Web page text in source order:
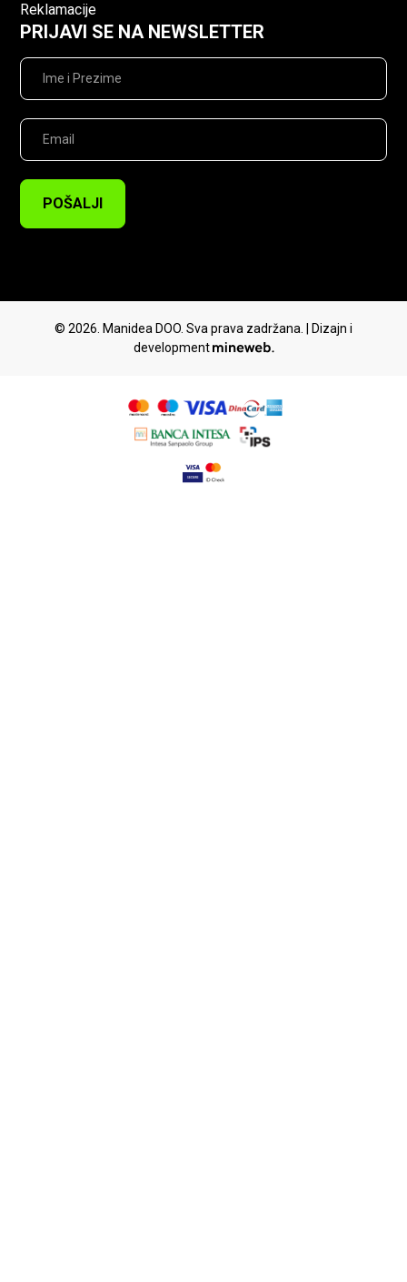
Reklamacije
PRIJAVI SE NA NEWSLETTER
POŠALJI
© 2026. Manidea DOO. Sva prava zadržana. | Dizajn i
development